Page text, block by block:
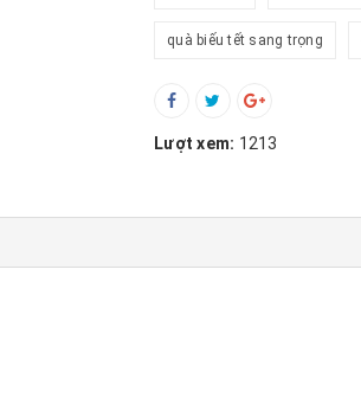
quà biếu tết sang trọng
Lượt xem: 1213